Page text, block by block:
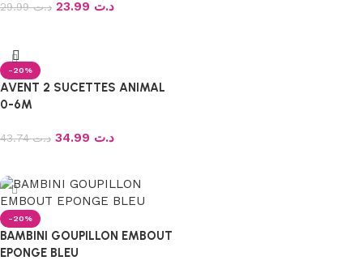
د.ت29.99 د.ت
-20%
AVENT 2 SUCETTES ANIMAL
0-6M
د.ت43.74 د.ت
-20%
BAMBINI GOUPILLON EMBOUT
EPONGE BLEU